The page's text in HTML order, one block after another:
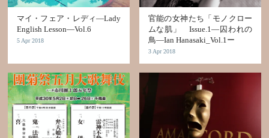
マイ・フェア・レディ―Lady
English Lesson―Vol.6
5 Apr 2018
官能の女神たち「モノクロー
ムな肌」 Issue.1―囚われの
鳥―Ian Hanasaki_Vol.1ー
3 Apr 2018